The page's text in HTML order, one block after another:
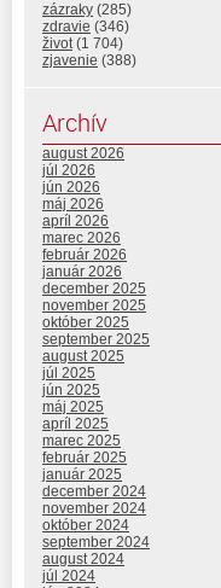
zázraky (285)
zdravie (346)
život(1 704)
zjavenie (388)
Archív
august 2026
júl 2026
jún 2026
máj 2026
apríl 2026
marec 2026
február 2026
január 2026
december 2025
november 2025
október 2025
september 2025
august 2025
júl 2025
jún 2025
máj 2025
apríl 2025
marec 2025
február 2025
január 2025
december 2024
november 2024
október 2024
september 2024
august 2024
júl 2024